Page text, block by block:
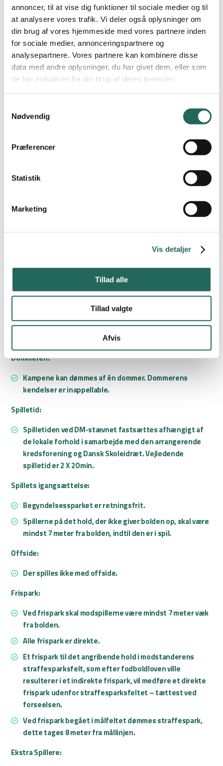
annoncer, til at vise dig funktioner til sociale medier og til
at analysere vores trafik. Vi deler også oplysninger om
din brug af vores hjemmeside med vores partnere inden
for sociale medier, annonceringspartnere og
analysepartnere. Vores partnere kan kombinere disse
data med andre oplysninger, du har givet dem, eller som
de har indsamlet fra din brug af deres tjenester.
Nødvendig
Præferencer
Statistik
Marketing
Vis detaljer
Tillad alle
Tillad valgte
Afvis
Det er ikke tilladt målmanden at samle bolden op ved en
tilbagelægning. Overtrædelse af denne regel skal
medføre direkte frispark uden for straffesparksfeltet.
Tildeles en spiller en advarsel medfører det en
udvisning på 5 minutter.
Bliver en spiller udvist pga. 2 advarsler, må denne ikke
erstattes af en udskiftningsspiller. En forseelse, der
direkte er til udvisning giver normalt 2 kampes
Når en kamp er slut, stiller begge hold med deres lærer
siger pænt ”tak for kampen”. En usportslig optræden i
Banen:
Målfeltets størrelse er 8 x 25 m. og er identisk
med straffesparksfeltet.
Straffesparksmærket er placeret 8 m. fra mållinjen.
Målenes størrelse er 5 x 2 meter.
Bolden:
Der spilles med boldstørrelse 4.
Dommeren:
Kampene kan dømmes af én dommer. Dommerens
kendelser er inappellable.
Spilletid:
Spilletiden ved DM-stævnet fastsættes afhængigt af
de lokale forhold i samarbejde med den arrangerende
kredsforening og Dansk Skoleidræt. Vejledende
spilletid er 2 X 20 min.
Spillets igangsættelse:
Begyndelsessparket er retningsfrit.
Spillerne på det hold, der ikke giver bolden op, skal være
mindst 7 meter fra bolden, indtil den er i spil.
Offside:
Der spilles ikke med offside.
Frispark:
Ved frispark skal modspillerne være mindst 7 meter væk
fra bolden.
Alle frispark er direkte.
Et frispark til det angribende hold i modstanderens
straffesparksfelt, som efter fodboldloven ville
resulterer i et indirekte frispark, vil medføre et direkte
frispark udenfor straffesparksfeltet – tættest ved
forseelsen.
Ved frispark begået i målfeltet dømmes straffespark,
dette tages 8 meter fra mållinjen.
Ekstra Spillere: